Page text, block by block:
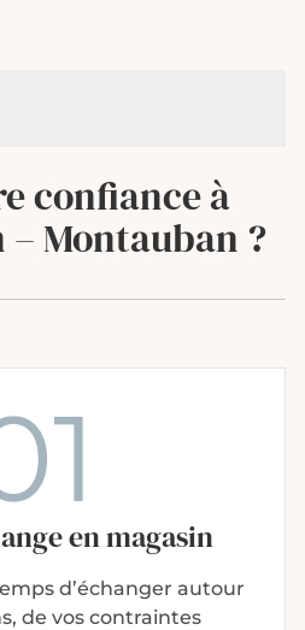
confiance à
Montauban ?
en magasin
d’échanger autour
de vos contraintes